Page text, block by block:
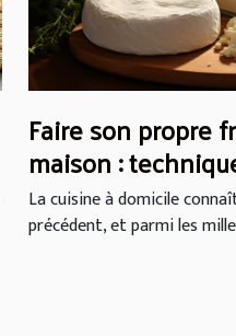
Faire son propre
maison :
La cuisine à domicile
précédent, et parmi les